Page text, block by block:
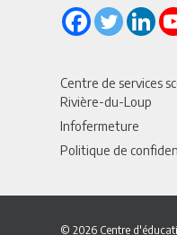
Centre de services
Rivière-du-Loup
Infofermeture
Politique de
© 2026 Centre